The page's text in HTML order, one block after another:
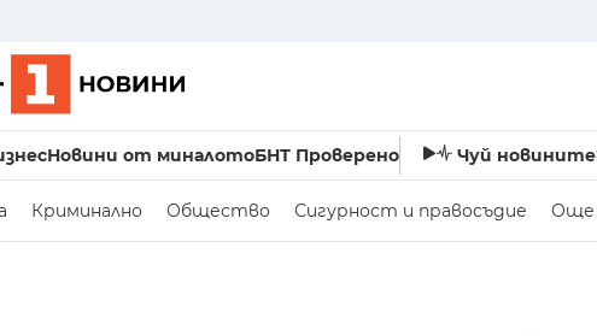
Новини от миналотоБНТ Проверено Чуй новините
Криминално Общество Сигурност и правосъдие Още